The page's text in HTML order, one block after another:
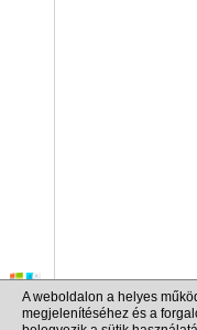
A weboldalon a helyes
megjelenítéséhez és a